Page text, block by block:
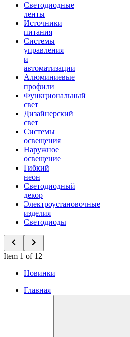
Светодиодные
ленты
Источники
питания
Системы
управления
и
автоматизации
Алюминиевые
профили
Функциональный
свет
Дизайнерский
свет
Системы
освещения
Наружное
освещение
Гибкий
неон
Светодиодный
декор
Электроустановочные
изделия
Светодиоды
Item 1 of 12
Новинки
Главная